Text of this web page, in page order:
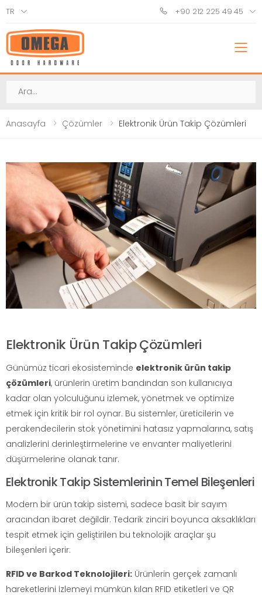
TR +90 212 225 49 45
Ara
Anasayfa Çözümler Elektronik Ürün Takip Çözümleri
Elektronik Ürün Takip Çözümleri
Günümüz ticari ekosisteminde elektronik ürün takip
çözümleri, ürünlerin üretim bandından son kullanıcıya
kadar olan yolculuğunu izlemek, yönetmek ve optimize
etmek için kritik bir rol oynar. Bu sistemler, üreticilerin ve
perakendecilerin stok yönetimini hatasız yapmalarına, satış
analizlerini derinleştirmelerine ve envanter maliyetlerini
düşürmelerine olanak tanır.
Elektronik Takip Sistemlerinin Temel Bileşenleri
Modern bir ürün takip sistemi, sadece basit bir sayım
aracından ibaret değildir. Tedarik zinciri boyunca aksaklıkları
tespit etmek için geliştirilen bu teknolojik araçlar şu
bileşenleri içerir:
RFID ve Barkod Teknolojileri: Ürünlerin gerçek zamanlı
hareketlerini izlemeyi mümkün kılan RFID etiketleri ve QR